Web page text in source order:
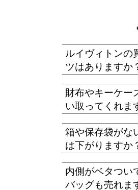
ルイヴィトンの
ツはありますか
財布やキーケー
い取ってくれま
箱や保存袋がな
は下がりますか
内側がベタつい
バッグも売れま